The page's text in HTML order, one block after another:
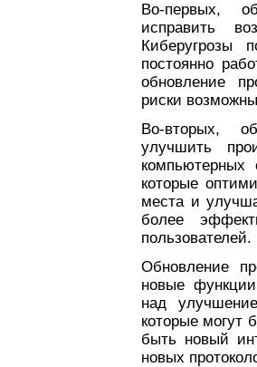
Во-первых,
исправить
Киберугрозы
постоянно
обновление
риски
Во-вторых,
улучшить
компьютерных
которые
места и
более
пользователей.
Обновление
новые
над
которые могут
быть новый
новых